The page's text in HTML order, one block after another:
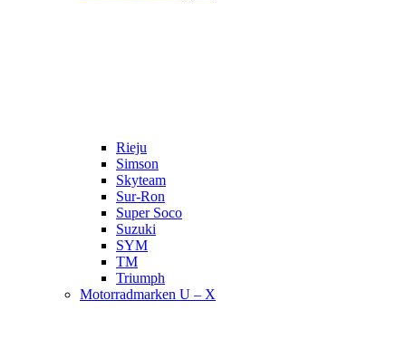
Rieju
Simson
Skyteam
Sur-Ron
Super Soco
Suzuki
SYM
TM
Triumph
Motorradmarken U – X